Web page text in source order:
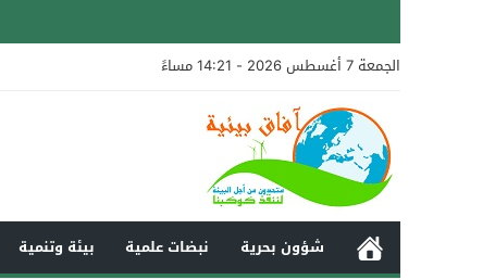
الجمعة 7 أغسطس 2026 - 14:21 مساءً
شؤون بحرية نبضات علمية بيئة وتنمية